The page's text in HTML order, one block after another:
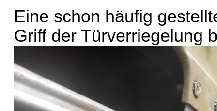
Eine schon häufig
Griff der Türverriegelung